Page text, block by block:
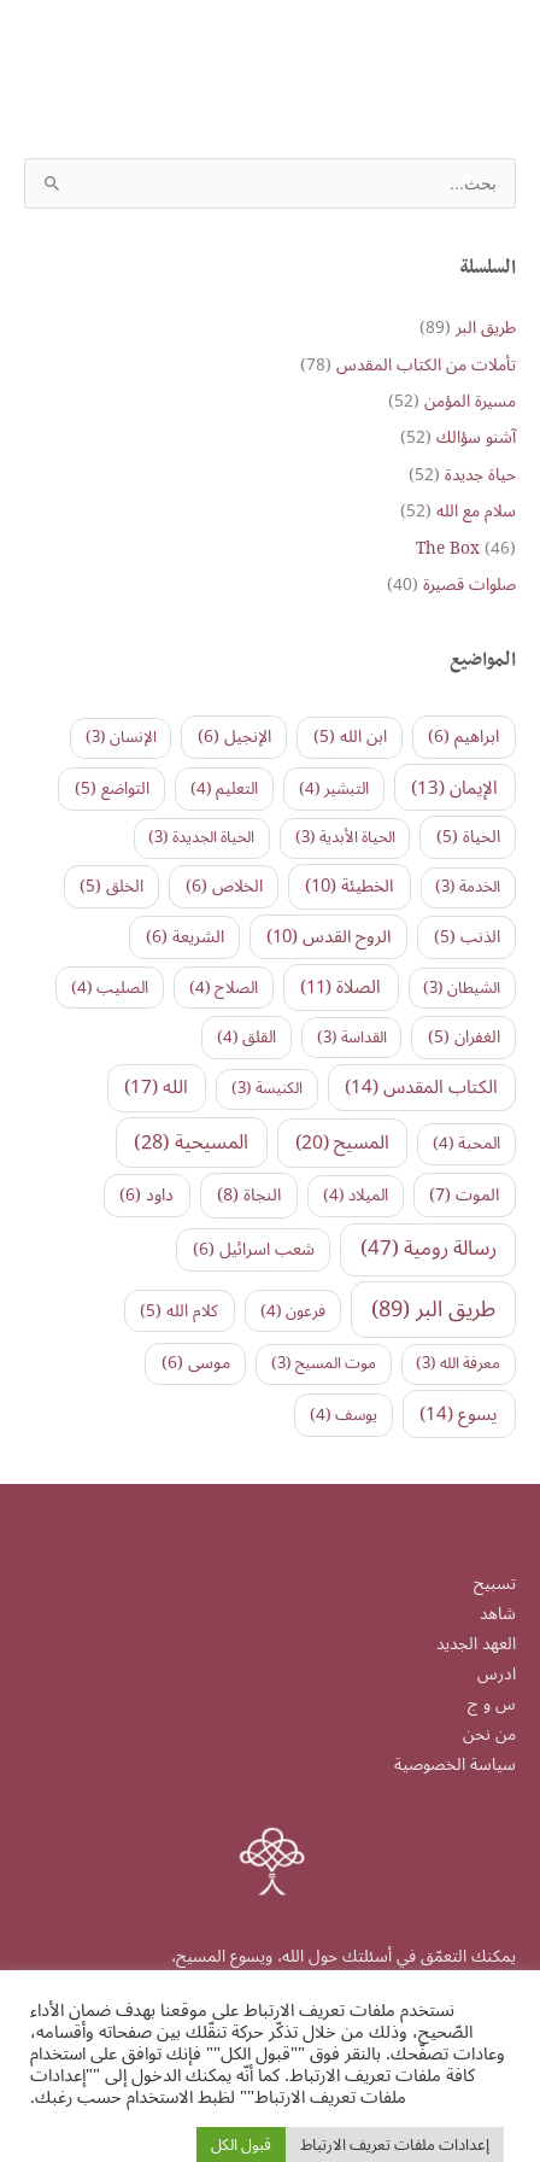
e
r
h
f
o
r
السلسلة
طريق البر(89)
تأملات من الكتاب المقدس(78)
مسيرة المؤمن(52)
آشنو سؤالك(52)
حياة جديدة(52)
سلام مع الله(52)
The Box(46)
صلوات قصيرة(40)
المواضيع
ابراهيم(6) ابن الله(5) الإنجيل(6) الإنسان(3)
الإيمان(13) التبشير(4) التعليم(4) التواضع(5)
الحياة(5) الحياة الأبدية(3) الحياة الجديدة(3)
الخدمة(3) الخطيئة(10) الخلاص(6) الخلق(5)
الذنب(5) الروح القدس(10) الشريعة(6)
الشيطان(3) الصلاة(11) الصلاح(4) الصليب(4)
الغفران(5) القداسة(3) القلق(4)
الكتاب المقدس(14) الكنيسة(3) الله(17)
المحبة(4) المسيح(20) المسيحية(28)
الموت(7) الميلاد(4) النجاة(8) داود(6)
رسالة رومية(47) شعب اسرائيل(6)
طريق البر(89) فرعون(4) كلام الله(5)
معرفة الله(3) موت المسيح(3) موسى(6)
يسوع(14) يوسف(4)
تسبيح
شاهد
العهد الجديد
ادرس
س و ج
من نحن
سياسة الخصوصية
يمكنك التعمّق في أسئلتك حول الله، ويسوع المسيح،
alrrabita.org
Ⓒ 2026
نستخدم ملفات تعريف الارتباط على موقعنا بهدف ضمان الأداء
الصّحيح، وذلك من خلال تذكّر حركة تنقّلك بين صفحاته وأقسامه،
وعادات تصفّحك. بالنقر فوق ""قبول الكل"" فإنك توافق على استخدام
كافة ملفات تعريف الارتباط. كما أنّه يمكنك الدخول إلى ""إعدادات
ملفات تعريف الارتباط"" لظبط الاستخدام حسب رغبك.
إعدادات ملفات تعريف الارتباط قبول الكل